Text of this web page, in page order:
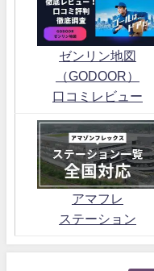
ゼンリン地図
（GODOOR）
口コミレビュー
アマフレ
ステーション